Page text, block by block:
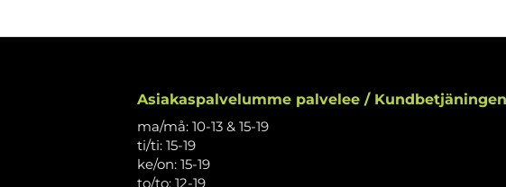
Asiakaspalvelumme palvelee /
ma/må: 10-13 & 15-19
ti/ti: 15-19
ke/on: 15-19
to/to: 12-19